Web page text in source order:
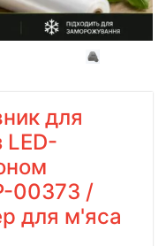
для
LED-
00373 /
для м'яса